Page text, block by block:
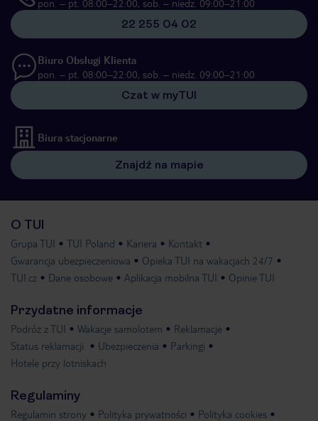
pon. – pt. 08:00–22:00, sob. – niedz. 09:00–21:00
22 255 04 02
Biuro Obsługi Klienta
pon. – pt. 08:00–22:00, sob. – niedz. 09:00–21:00
Czat w myTUI
Biura stacjonarne
Znajdź na mapie
O TUI
Grupa TUI TUI Poland Kariera
Kontakt
Gwarancja ubezpieczeniowa
Opieka TUI na wakacjach 24/7
TUI.cz
Dane osobowe Aplikacja mobilna TUI Opinie TUI
Przydatne informacje
Podróż z TUI Wakacje samolotem
Reklamacje
Status reklamacji
Ubezpieczenia
Parkingi
Hotele przy lotniskach
Regulaminy
Regulamin strony Polityka prywatności Polityka cookies